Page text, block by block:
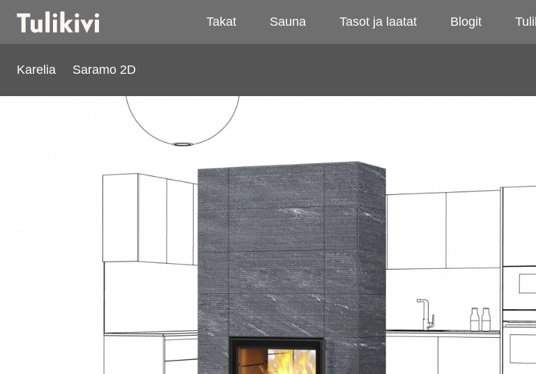
Takat Sauna Tasot ja laatat Blogit
Karelia Saramo 2D
Saramo 2D